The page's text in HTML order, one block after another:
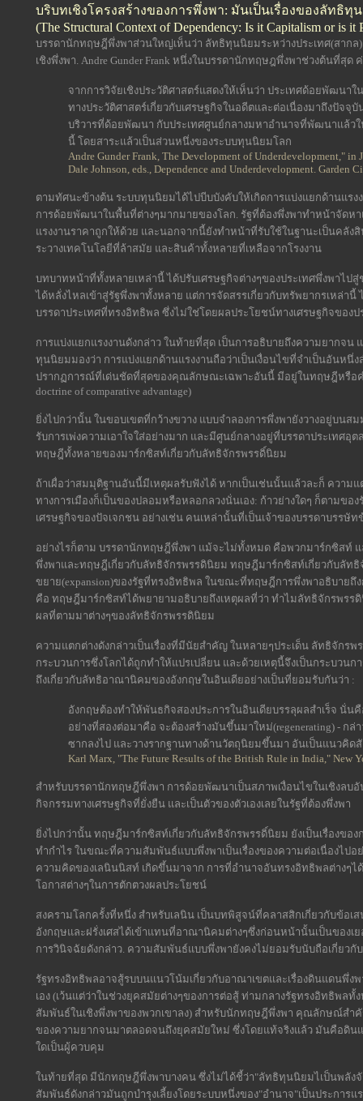
บริบทเชิงโครงสร้างของการพึ่งพา: มันเป็นเรื่องของลัทธิทุ
(The Structural Context of Dependency: Is it Capitalism or is it
บรรดานักทฤษฎีพึ่งพาส่วนใหญ่เห็นว่า ลัทธิทุนนิยมระหว่างประเทศ(สาก
เชิงพึ่งพา. Andre Gunder Frank หนึ่งในบรรดานักทฤษฎพึ่งพาช่วงต้นที่สุด
จากการวิจัยเชิงประวัติศาสตร์แสดงให้เห็นว่า ประเทศด้อยพัฒน
ทางประวัติศาสตร์เกี่ยวกับเศรษฐกิจในอดีตและต่อเนื่องมาถึงปัจจุ
บริวารที่ด้อยพัฒนา กับประเทศศูนย์กลางมหาอำนาจที่พัฒนาแล้ว
นี้ โดยสาระแล้วเป็นส่วนหนึ่งของระบบทุนนิยมโลก
Andre Gunder Frank, The Development of Underdevelopment," in
Dale Johnson, eds., Dependence and Underdevelopment. Garden
ตามทัศนะข้างต้น ระบบทุนนิยมได้ไปบีบบังคับให้เกิดการแบ่งแยกด้านแร
การด้อยพัฒนาในพื้นที่ต่างๆมากมายของโลก. รัฐที่ต้องพึ่งพาทำหน้าจัดห
แรงงานราคาถูกให้ด้วย และนอกจากนี้ยังทำหน้าที่รับใช้ในฐานะเป็นคลั
ระวางเทคโนโลยีที่ล้าสมัย และสินค้าทั้งหลายที่เหลือจากโรงงาน
บทบาทหน้าที่ทั้งหลายเหล่านี้ ได้ปรับเศรษฐกิจต่างๆของประเทศพึ่งพาไป
ได้หลั่งไหลเข้าสู่รัฐพึ่งพาทั้งหลาย แต่การจัดสรรเกี่ยวกับทรัพยากรเหล่า
บรรดาประเทศที่ทรงอิทธิพล ซึ่งไม่ใช่โดยผลประโยชน์ทางเศรษฐกิจของป
การแบ่งแยกแรงงานดังกล่าว ในท้ายที่สุด เป็นการอธิบายถึงความยากจ
ทุนนิยมมองว่า การแบ่งแยกด้านแรงงานถือว่าเป็นเงื่อนไขที่จำเป็นอันห
ปรากฏการณ์ที่เด่นชัดที่สุดของคุณลักษณะเฉพาะอันนี้ มีอยู่ในทฤษฎีหรือคำ
doctrine of comparative advantage)
ยิ่งไปกว่านั้น ในขอบเขตที่กว้างขวาง แบบจำลองการพึ่งพายังวางอยู่บนส
รับการเพ่งความเอาใจใส่อย่างมาก และมีศูนย์กลางอยู่ที่บรรดาประเทศ
ทฤษฎีทั้งหลายของมาร์กซิสท์เกี่ยวกับลัทธิจักรพรรดิ์นิยม
ถ้าเผื่อว่าสมมุติฐานอันนี้มีเหตุผลรับฟังได้ หากเป็นเช่นนั้นแล้วละก็ ความแ
ทางการเมืองก็เป็นของปลอมหรือหลอกลวงนั่นเอง: ก้าวย่างใดๆ ก็ตามขอ
เศรษฐกิจของปัจเจกชน อย่างเช่น คนเหล่านั้นที่เป็นเจ้าของบรรดาบรรษั
อย่างไรก็ตาม บรรดานักทฤษฎีพึ่งพา แม้จะไม่ทั้งหมด คือพวกมาร์กซิสท์
พึ่งพาและทฤษฎีเกี่ยวกับลัทธิจักรพรรดินิยม ทฤษฎีมาร์กซิสท์เกี่ยวกับลัท
ขยาย(expansion)ของรัฐที่ทรงอิทธิพล ในขณะที่ทฤษฎีการพึ่งพาอธิบายถึ
คือ ทฤษฎีมาร์กซิสท์ได้พยายามอธิบายถึงเหตุผลที่ว่า ทำไมลัทธิจักรพร
ผลที่ตามมาต่างๆของลัทธิจักรพรรดินิยม
ความแตกต่างดังกล่าวเป็นเรื่องที่มีนัยสำคัญ ในหลายๆประเด็น ลัทธิจักร
กระบวนการซึ่งโลกได้ถูกทำให้แปรเปลี่ยน และด้วยเหตุนี้จึงเป็นกระบวน
ถึงเกี่ยวกับลัทธิอาณานิคมของอังกฤษในอินเดียอย่างเป็นที่ยอมรับกันว่า :
อังกฤษต้องทำให้พันธกิจสองประการในอินเดียบรรลุผลสำเร็จ นั่นคื
อย่างที่สองต่อมาคือ จะต้องสร้างมันขึ้นมาใหม่(regenerating) - กล่
ซากลงไป และวางรากฐานทางด้านวัตถุนิยมขึ้นมา อันเป็นแนวคิด
Karl Marx, "The Future Results of the British Rule in India," New
สำหรับบรรดานักทฤษฎีพึ่งพา การด้อยพัฒนาเป็นสภาพเงื่อนไขในเชิงลบอั
กิจกรรมทางเศรษฐกิจที่ยั่งยืน และเป็นตัวของตัวเองเลยในรัฐที่ต้องพึ่งพา
ยิ่งไปกว่านั้น ทฤษฎีมาร์กซิสท์เกี่ยวกับลัทธิจักรพรรดิ์นิยม ยังเป็นเรื่องของ
ทำกำไร ในขณะที่ความสัมพันธ์แบบพึ่งพาเป็นเรื่องของความต่อเนื่องไป
ความคิดของเลนินนิสท์ เกิดขึ้นมาจาก การที่อำนาจอันทรงอิทธิพลต่างๆไ
โอกาสต่างๆในการตักตวงผลประโยชน์
สงครามโลกครั้งที่หนึ่ง สำหรับเลนิน เป็นบทพิสูจน์ที่คลาสสิกเกี่ยวกับข้อ
อังกฤษและฝรั่งเศสได้เข้าแทนที่อาณานิคมต่างๆซึ่งก่อนหน้านั้นเป็นของ
การวินิจฉัยดังกล่าว. ความสัมพันธ์แบบพึ่งพายังคงไม่ยอมรับนับถือเกี่ยว
รัฐทรงอิทธิพลอาจสู้รบบนแนวโน้มเกี่ยวกับอาณาเขตและเรื่องดินแดนพึ่ง
เอง (เว้นแต่ว่าในช่วงยุคสมัยต่างๆของการต่อสู้ ท่ามกลางรัฐทรงอิทธิพล
สัมพันธ์ในเชิงพึ่งพาของพวกเขาลง) สำหรับนักทฤษฎีพึ่งพา คุณลักษณ์สำ
ของความยากจนมาตลอดจนถึงยุคสมัยใหม่ ซึ่งโดยแท้จริงแล้ว มันคือดินแ
ใดเป็นผู้ควบคุม
ในท้ายที่สุด มีนักทฤษฎีพึ่งพาบางคน ซึ่งไม่ได้ชี้ว่า"ลัทธิทุนนิยมไเป็นพลัง
สัมพันธ์ดังกล่าวมันถูกบำรุงเลี้ยงโดยระบบหนึ่งของ"อำนาจ"เป็นประการ